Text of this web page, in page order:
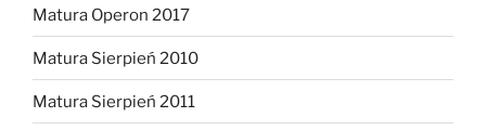
Matura Operon 2017
Matura Sierpień 2010
Matura Sierpień 2011